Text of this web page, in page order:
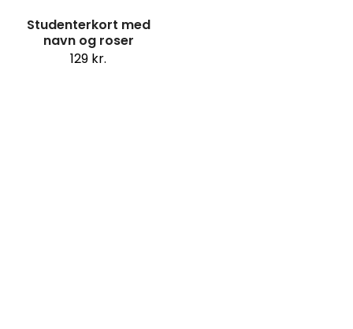
Studenterkort med
navn og roser
129 kr.